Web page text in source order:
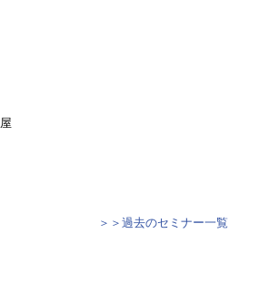
＞＞過去のセミナー一覧